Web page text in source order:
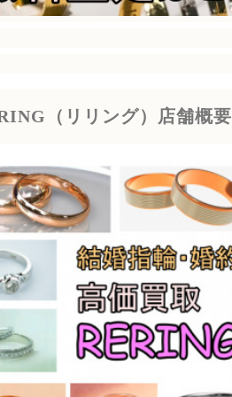
（リリング）店舗概要